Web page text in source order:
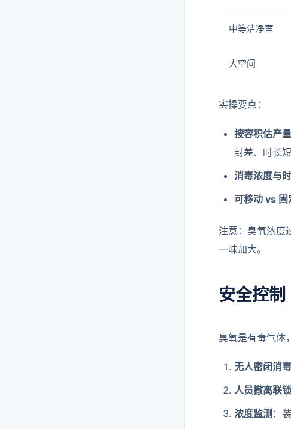
中等洁净室
大空间
实操要点：
按容积估产量
封差、时长
消毒浓度与
可移动 vs 固
注意：臭氧浓度
一味加大。
安全控制
臭氧是有毒气体
无人密闭消毒
人员撤离联锁
浓度监测 ：